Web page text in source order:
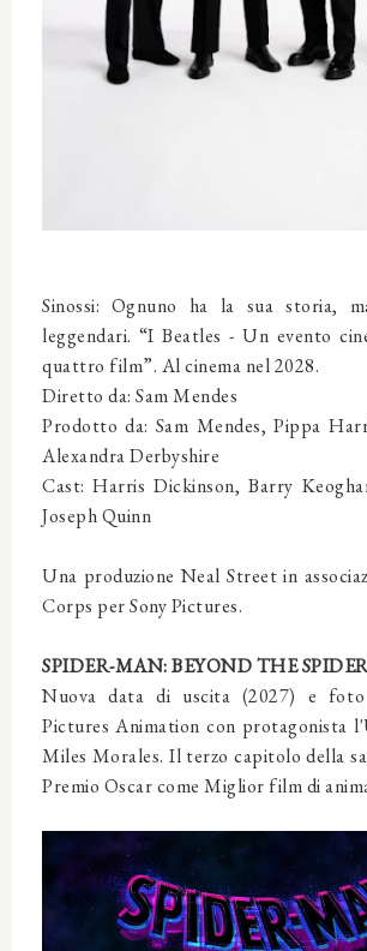
Sinossi: Ognuno ha la sua storia,
leggendari. “I Beatles - Un evento
quattro film”. Al cinema nel 2028.
Diretto da: Sam Mendes
Prodotto da: Sam Mendes, Pippa
Alexandra Derbyshire
Cast: Harris Dickinson, Barry
Joseph Quinn
Una produzione Neal Street in
Corps per Sony Pictures.
SPIDER-MAN: BEYOND THE
Nuova data di uscita (2027) e
Pictures Animation con protagonista
Miles Morales. Il terzo capitolo della
Premio Oscar come Miglior film di